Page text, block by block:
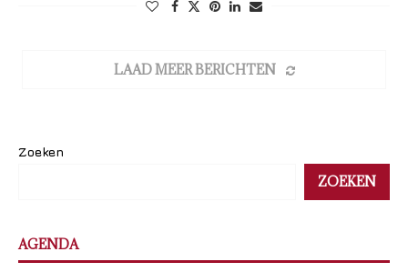
LAAD MEER BERICHTEN
Zoeken
ZOEKEN
AGENDA